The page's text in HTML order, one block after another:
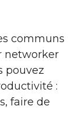
communs
networker
pouvez
:
faire de